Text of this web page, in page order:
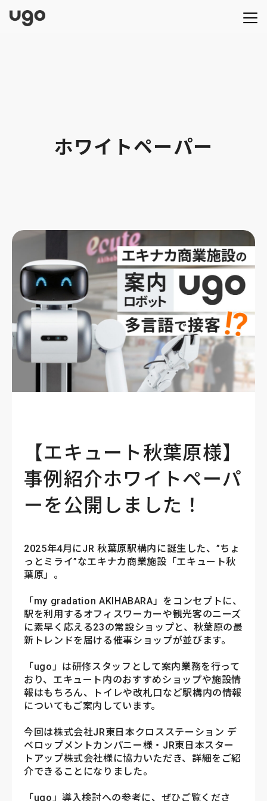
ホワイトペーパー
【エキュート秋葉原様】
事例紹介ホワイトペーパ
ーを公開しました！
2025年4月にJR 秋葉原駅構内に誕生した、”ちょ
っとミライ”なエキナカ商業施設「エキュート秋
葉原」。
「my gradation AKIHABARA」をコンセプトに、
駅を利用するオフィスワーカーや観光客のニーズ
に素早く応える23の常設ショップと、秋葉原の最
新トレンドを届ける催事ショップが並びます。
「ugo」は研修スタッフとして案内業務を行って
おり、エキュート内のおすすめショップや施設情
報はもちろん、トイレや改札口など駅構内の情報
についてもご案内しています。
今回は株式会社JR東日本クロスステーション デ
ベロップメントカンパニー様・JR東日本スター
トアップ株式会社様に協力いただき、詳細をご紹
介できることになりました。
「ugo」導入検討への参考に、ぜひご覧くださ